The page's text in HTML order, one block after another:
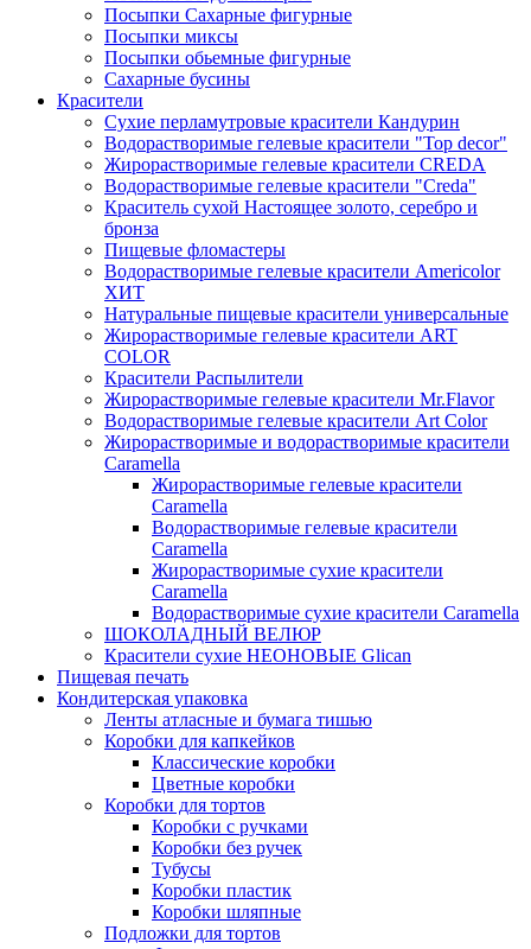
Посыпки Сахарные фигурные
Посыпки миксы
Посыпки обьемные фигурные
Сахарные бусины
Красители
Сухие перламутровые красители Кандурин
Водорастворимые гелевые красители "Top decor"
Жирорастворимые гелевые красители CREDA
Водорастворимые гелевые красители "Creda"
Краситель сухой Настоящее золото, серебро и
бронза
Пищевые фломастеры
Водорастворимые гелевые красители Americolor
ХИТ
Натуральные пищевые красители универсальные
Жирорастворимые гелевые красители ART
COLOR
Красители Распылители
Жирорастворимые гелевые красители Mr.Flavor
Водорастворимые гелевые красители Art Color
Жирорастворимые и водорастворимые красители
Caramella
Жирорастворимые гелевые красители
Caramella
Водорастворимые гелевые красители
Caramella
Жирорастворимые сухие красители
Caramella
Водорастворимые сухие красители Caramella
ШОКОЛАДНЫЙ ВЕЛЮР
Красители сухие НЕОНОВЫЕ Glican
Пищевая печать
Кондитерская упаковка
Ленты атласные и бумага тишью
Коробки для капкейков
Классические коробки
Цветные коробки
Коробки для тортов
Коробки с ручками
Коробки без ручек
Тубусы
Коробки пластик
Коробки шляпные
Подложки для тортов